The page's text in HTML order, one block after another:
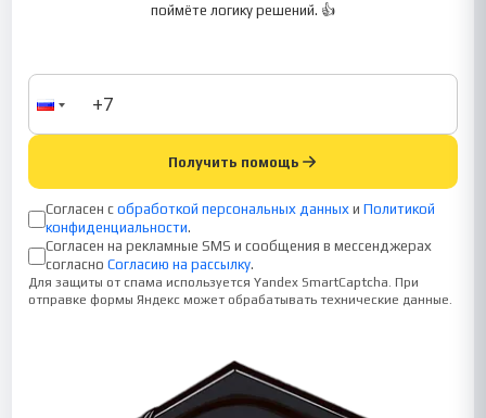
поймёте логику решений. 👍
Получить помощь
Согласен с обработкой персональных данных и Политикой
конфиденциальности.
Согласен на рекламные SMS и сообщения в мессенджерах
согласно Согласию на рассылку.
Для защиты от спама используется Yandex SmartCaptcha. При
отправке формы Яндекс может обрабатывать технические данные.